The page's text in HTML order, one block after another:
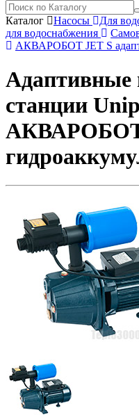
Каталог Насосы Для
для водоснабжения
АКВАРОБОТ JET S
Адаптивные
станции
АКВАРОБОТ